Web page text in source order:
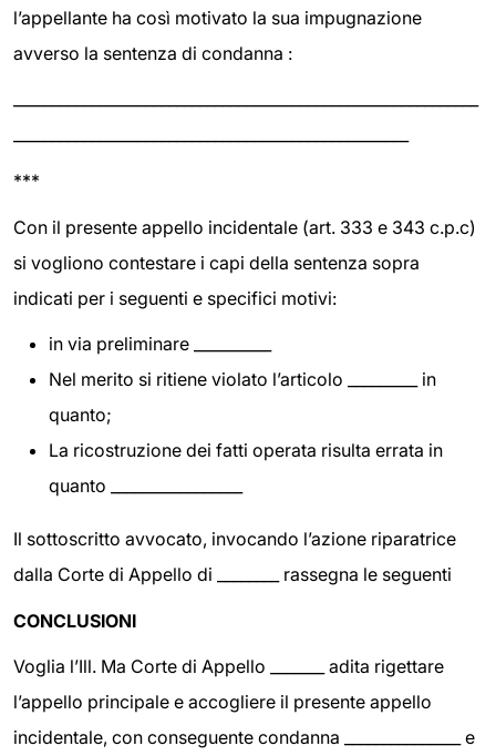
l’appellante ha così motivato la sua impugnazione
avverso la sentenza di condanna :
***
Con il presente appello incidentale (art. 333 e 343 c.p.c)
si vogliono contestare i capi della sentenza sopra
indicati per i seguenti e specifici motivi:
in via preliminare __________
Nel merito si ritiene violato l’articolo _________ in
quanto;
La ricostruzione dei fatti operata risulta errata in
quanto _________________
Il sottoscritto avvocato, invocando l’azione riparatrice
dalla Corte di Appello di ________ rassegna le seguenti
CONCLUSIONI
Voglia l’Ill. Ma Corte di Appello _______ adita rigettare
l’appello principale e accogliere il presente appello
incidentale, con conseguente condanna _______________ e